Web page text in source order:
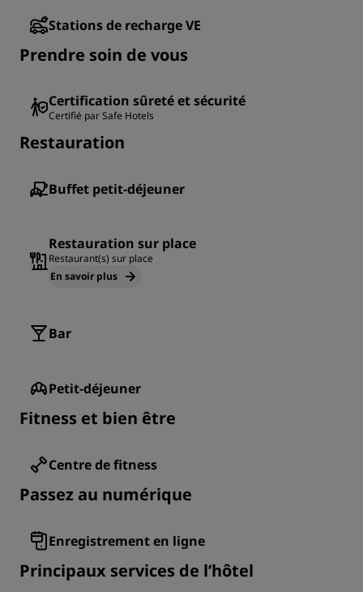
Stations de recharge VE
Prendre soin de vous
Certification sûreté et sécurité
Certifié par Safe Hotels
Restauration
Buffet petit-déjeuner
Restauration sur place
Restaurant(s) sur place
En savoir plus
Bar
Petit-déjeuner
Fitness et bien être
Centre de fitness
Passez au numérique
Enregistrement en ligne
Principaux services de l’hôtel